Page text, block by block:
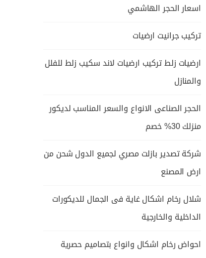
اسعار الحجر الهاشمي
تركيب جرانيت ارضيات
ارضيات زلط تركيب ارضيات لاند سكيب زلط للفلل
والمنازل
الحجر الصناعى الانواع والسعر المناسب لديكور
منزلك 30% خصم
شركة تصدير بازلت مصري لجميع الدول شحن من
ارض المصنع
شلال رخام اشكال غاية فى الجمال للديكورات
الداخلية والخارجية
احواض رخام اشكال وانواع بتصاميم حصرية